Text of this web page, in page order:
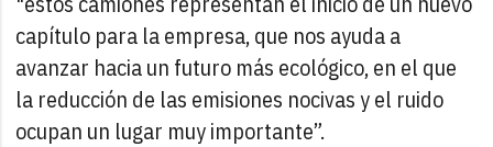
capítulo para la empresa, que nos ayuda a
avanzar hacia un futuro más ecológico, en el que
la reducción de las emisiones nocivas y el ruido
ocupan un lugar muy importante”.